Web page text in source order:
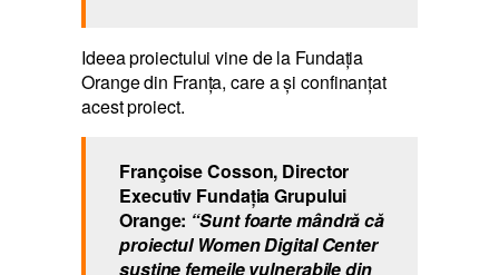
Ideea proiectului vine de la Fundaţia
Orange din Franţa, care a şi confinanţat
acest proiect.
Françoise Cosson, Director
Executiv Fundația Grupului
Orange: “Sunt foarte mândră că
proiectul Women Digital Center
susţine femeile vulnerabile din